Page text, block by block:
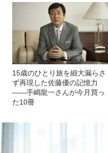
15歳のひとり旅を細大漏らさ
ず再現した佐藤優の記憶力
――手嶋龍一さんが今月買っ
た10冊